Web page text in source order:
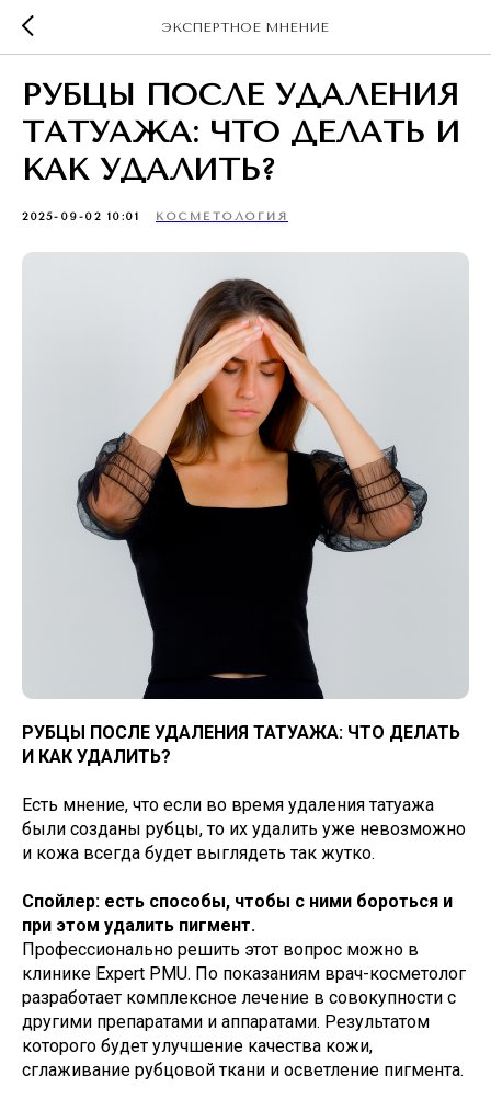
ЭКСПЕРТНОЕ МНЕНИЕ
РУБЦЫ ПОСЛЕ УДАЛЕНИЯ
ТАТУАЖА: ЧТО ДЕЛАТЬ И
КАК УДАЛИТЬ?
2025-09-02 10:01 КОСМЕТОЛОГИЯ
РУБЦЫ ПОСЛЕ УДАЛЕНИЯ ТАТУАЖА: ЧТО ДЕЛАТЬ
И КАК УДАЛИТЬ?
Есть мнение, что если во время удаления татуажа
были созданы рубцы, то их удалить уже невозможно
и кожа всегда будет выглядеть так жутко.
Спойлер: есть способы, чтобы с ними бороться и
при этом удалить пигмент.
Профессионально решить этот вопрос можно в
клинике Expert PMU. По показаниям врач-косметолог
разработает комплексное лечение в совокупности с
другими препаратами и аппаратами. Результатом
которого будет улучшение качества кожи,
сглаживание рубцовой ткани и осветление пигмента.